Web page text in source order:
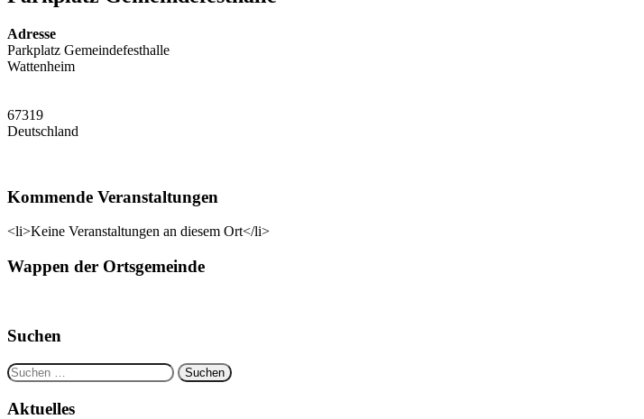
Adresse
Parkplatz Gemeindefesthalle
Wattenheim
67319
Deutschland
Kommende Veranstaltungen
<li>Keine Veranstaltungen an diesem Ort</li>
Wappen der Ortsgemeinde
Suchen
Suchen
nach:
Aktuelles